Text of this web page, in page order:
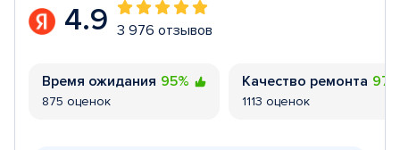
4.9 3 976 отзывов
Время ожидания 95%
875 оценок
Качество ремонта
1113 оценок